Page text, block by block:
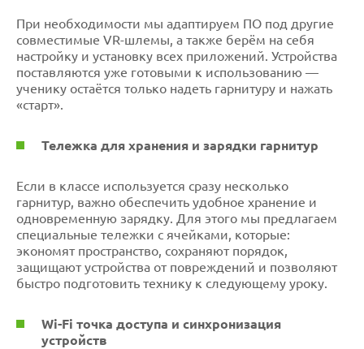
При необходимости мы адаптируем ПО под другие
совместимые VR-шлемы, а также берём на себя
настройку и установку всех приложений. Устройства
поставляются уже готовыми к использованию —
ученику остаётся только надеть гарнитуру и нажать
«старт».
Тележка для хранения и зарядки гарнитур
Если в классе используется сразу несколько
гарнитур, важно обеспечить удобное хранение и
одновременную зарядку. Для этого мы предлагаем
специальные тележки с ячейками, которые:
экономят пространство, сохраняют порядок,
защищают устройства от повреждений и позволяют
быстро подготовить технику к следующему уроку.
Wi-Fi точка доступа и синхронизация
устройств